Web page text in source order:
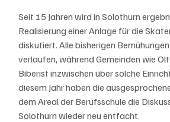
Seit 15 Jahren wird in Solothurn
Realisierung einer Anlage für die
diskutiert. Alle bisherigen
verlaufen, während Gemeinden wie
Biberist inzwischen über solche
diesem Jahr haben die
dem Areal der Berufsschule die
Solothurn wieder neu entfacht.